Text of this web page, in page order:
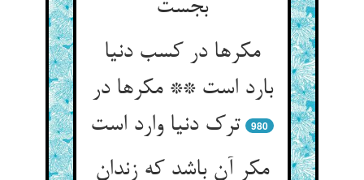
مکرها در کسب دنیا
بارد است ** مکرها در
980
مکر آن باشد که زندان